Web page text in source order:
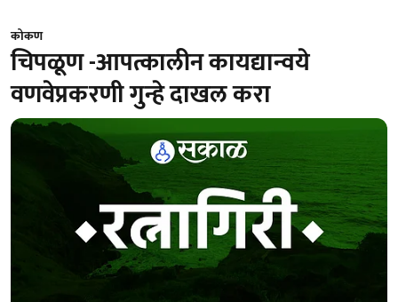
कोकण
चिपळूण -आपत्कालीन कायद्यान्वये
वणवेप्रकरणी गुन्हे दाखल करा